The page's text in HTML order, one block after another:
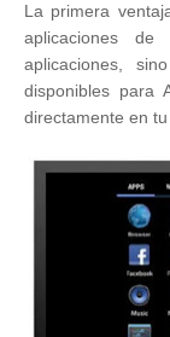
La primera
aplicaciones
aplicaciones,
disponibles para
directamente en tu